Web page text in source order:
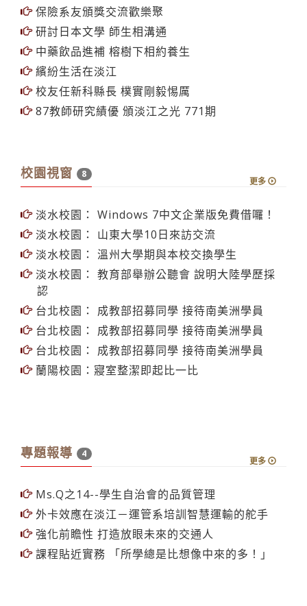
保險系友頒獎交流歡樂聚
研討日本文學 師生相溝通
中藥飲品進補 榕樹下相約養生
繽紛生活在淡江
校友任新科縣長 樸實剛毅惕厲
87教師研究績優 頒淡江之光 771期
校園視窗 8
更多
淡水校園： Windows 7中文企業版免費借囉！
淡水校園： 山東大學10日來訪交流
淡水校園： 溫州大學期與本校交換學生
淡水校園： 教育部舉辦公聽會 說明大陸學歷採
認
台北校園： 成教部招募同學 接待南美洲學員
台北校園： 成教部招募同學 接待南美洲學員
台北校園： 成教部招募同學 接待南美洲學員
蘭陽校園：寢室整潔即起比一比
專題報導 4
更多
Ms.Q之14--學生自治會的品質管理
外卡效應在淡江－運管系培訓智慧運輸的舵手
強化前瞻性 打造放眼未來的交通人
課程貼近實務 「所學總是比想像中來的多！」